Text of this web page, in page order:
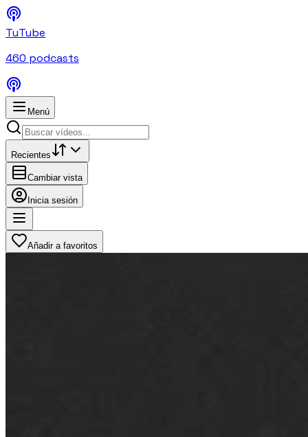
TuTube
460 podcasts
Menú
Recientes
Cambiar vista
Inicia sesión
Añadir a favoritos